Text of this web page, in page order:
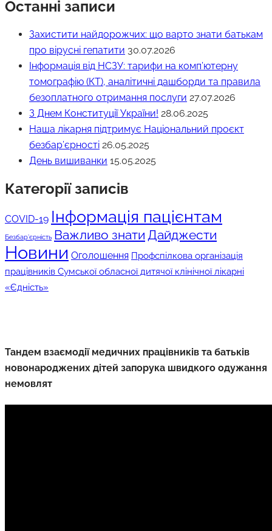
Останні записи
Захистити найдорожчих: що варто знати батькам
про вірусні гепатити 30.07.2026
Інформація від НСЗУ: тарифи на комп’ютерну
томографію (КТ), аналітичні дашборди та правила
безоплатного отримання послуги 27.07.2026
З Днем Конституції України! 28.06.2025
Наша лікарня підтримує Національний проєкт
безбар’єрності 26.05.2025
День вишиванки 15.05.2025
Категорії записів
COVID-19 Інформація пацієнтам
Безбар’єрність Важливо знати Дайджести
Новини Оголошення Профспілкова організація
працівників Сумської обласної дитячої клінічної лікарні
«Єдність»
Тандем взаємодії медичних працівників та батьків
новонароджених дітей запорука швидкого одужання
немовлят